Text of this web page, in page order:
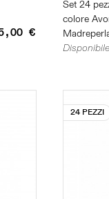
€
Set 24
colore
24 PEZZI